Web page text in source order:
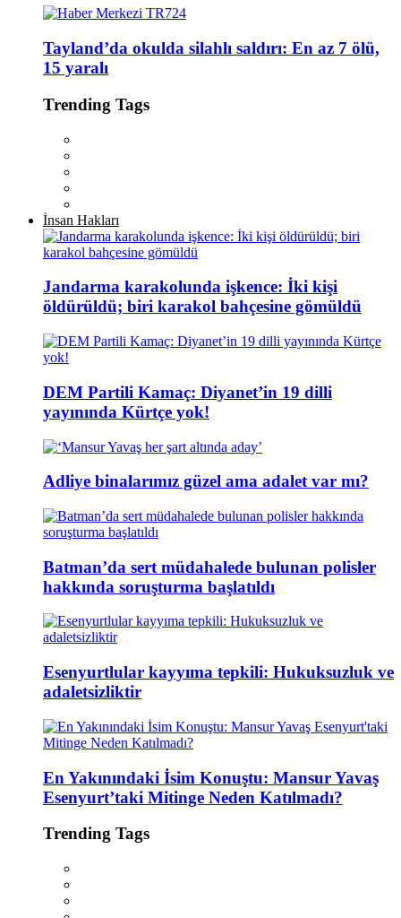
Tayland’da okulda silahlı saldırı: En az 7 ölü,
15 yaralı
Trending Tags
İnsan Hakları
Jandarma karakolunda işkence: İki kişi
öldürüldü; biri karakol bahçesine gömüldü
DEM Partili Kamaç: Diyanet’in 19 dilli
yayınında Kürtçe yok!
Adliye binalarımız güzel ama adalet var mı?
Batman’da sert müdahalede bulunan polisler
hakkında soruşturma başlatıldı
Esenyurtlular kayyıma tepkili: Hukuksuzluk ve
adaletsizliktir
En Yakınındaki İsim Konuştu: Mansur Yavaş
Esenyurt’taki Mitinge Neden Katılmadı?
Trending Tags